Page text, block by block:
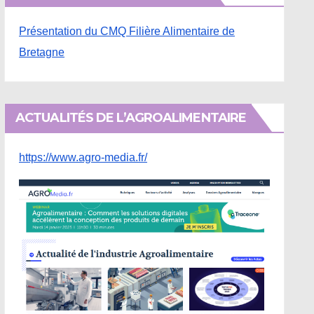
Présentation du CMQ Filière Alimentaire de
Bretagne
ACTUALITÉS DE L’AGROALIMENTAIRE
https://www.agro-media.fr/